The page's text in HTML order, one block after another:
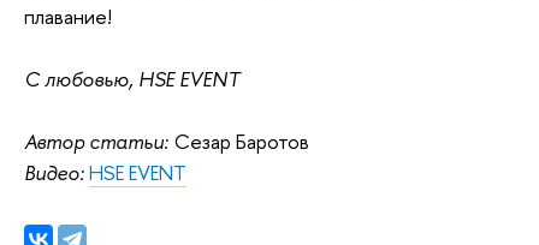
плавание!
С любовью, HSE EVENT
Автор статьи: Сезар Баротов
Видео:HSE EVENT